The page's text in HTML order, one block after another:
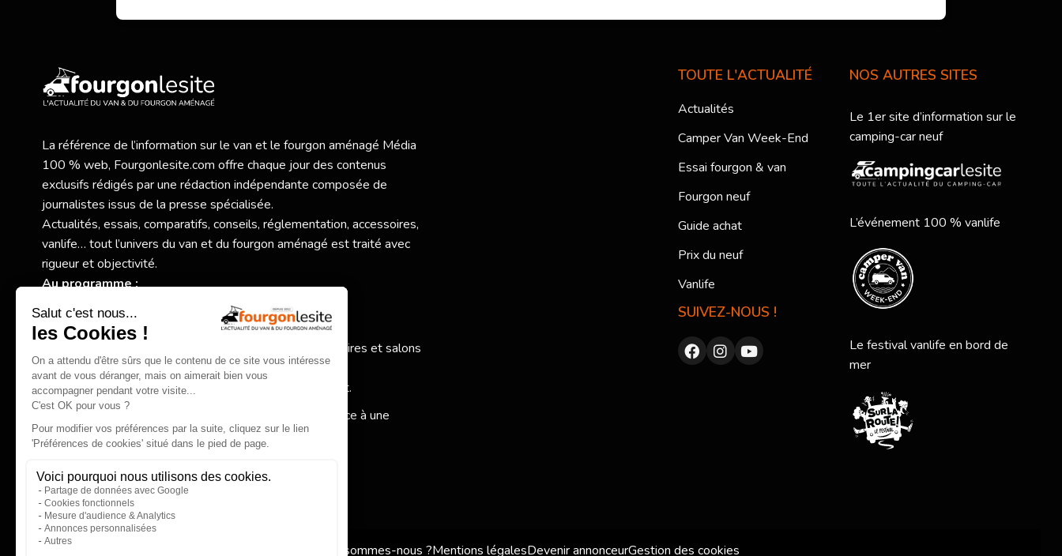
La référence de l’information sur le van et le fourgon aménagé Média
100 % web, Fourgonlesite.com offre chaque jour des contenus
exclusifs rédigés par une rédaction indépendante composée de
journalistes issus de la presse spécialisée.
Actualités, essais, comparatifs, conseils, réglementation, accessoires,
vanlife… tout l’univers du van et du fourgon aménagé est traité avec
rigueur et objectivité.
Au programme :
Nouveaux modèles et essais exclusifs,
Comparatifs et conseils pratiques pour bien choisir,
Actualité des constructeurs, réglementation, accessoires et salons
spécialisés,
Inspirations autour de la vanlife et du voyage itinérant.
Fourgonlesite.com
, votre guide pour un choix éclairé grâce à une
information claire, complète et indépendante.
EN SAVOIR PLUS
TOUTE L'ACTUALITÉ
Actualités
Camper Van Week-End
Essai fourgon & van
Fourgon neuf
Guide achat
Prix du neuf
Vanlife
SUIVEZ-NOUS !
NOS AUTRES SITES
Le 1er site d’information sur le
camping-car neuf
L’événement 100 % vanlife
Le festival vanlife en bord de
mer
Qui sommes-nous ?Mentions légalesDevenir annonceurGestion des cookies